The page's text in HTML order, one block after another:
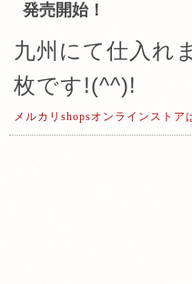
発売開始！
九州にて仕入れ
枚です!(^^)!
メルカリshopsオンラインストア